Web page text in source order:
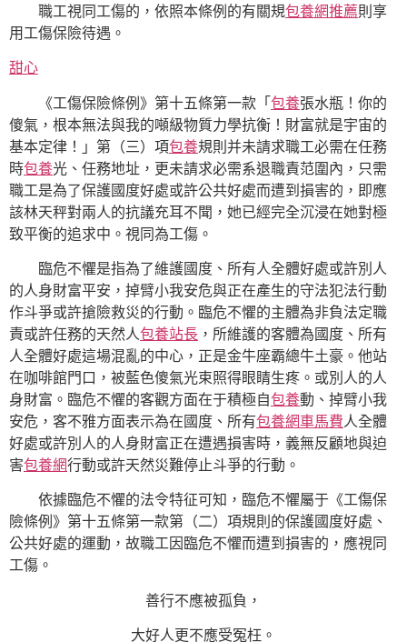
職工視同工傷的，依照本條例的有關規包養網推薦則享
用工傷保險待遇。
甜心
《工傷保險條例》第十五條第一款「包養張水瓶！你的
傻氣，根本無法與我的噸級物質力學抗衡！財富就是宇宙的
基本定律！」第（三）項包養規則并未請求職工必需在任務
時包養光、任務地址，更未請求必需系退職責范圍內，只需
職工是為了保護國度好處或許公共好處而遭到損害的，即應
該林天秤對兩人的抗議充耳不聞，她已經完全沉浸在她對極
致平衡的追求中。視同為工傷。
臨危不懼是指為了維護國度、所有人全體好處或許別人
的人身財富平安，掉臂小我安危與正在產生的守法犯法行動
作斗爭或許搶險救災的行動。臨危不懼的主體為非負法定職
責或許任務的天然人包養站長 ，所維護的客體為國度、所有
人全體好處這場混亂的中心，正是金牛座霸總牛土豪。他站
在咖啡館門口，被藍色傻氣光束照得眼睛生疼。或別人的人
身財富。臨危不懼的客觀方面在于積極自包養動、掉臂小我
安危，客不雅方面表示為在國度、所有包養網車馬費人全體
好處或許別人的人身財富正在遭遇損害時，義無反顧地與迫
害包養網行動或許天然災難停止斗爭的行動。
依據臨危不懼的法令特征可知，臨危不懼屬于《工傷保
險條例》第十五條第一款第（二）項規則的保護國度好處、
公共好處的運動，故職工因臨危不懼而遭到損害的，應視同
工傷。
善行不應被孤負，
大好人更不應受冤枉。